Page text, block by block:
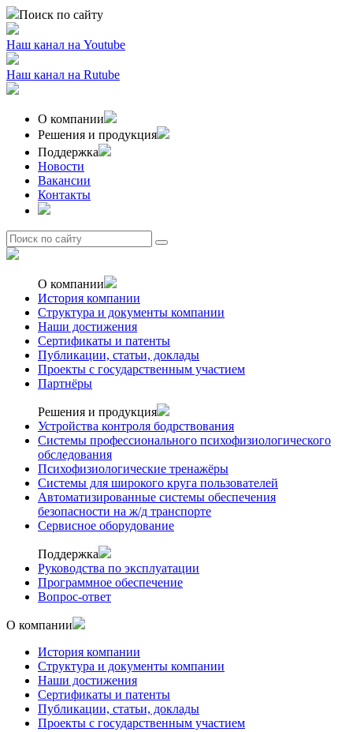
Поиск по сайту
Наш канал на Youtube
Наш канал на Rutube
О компании
Решения и продукция
Поддержка
Новости
Вакансии
Контакты
О компании
История компании
Структура и документы компании
Наши достижения
Сертификаты и патенты
Публикации, статьи, доклады
Проекты с государственным участием
Партнёры
Решения и продукция
Устройства контроля бодрствования
Системы профессионального психофизиологического
обследования
Психофизиологические тренажёры
Системы для широкого круга пользователей
Автоматизированные системы обеспечения
безопасности на ж/д транспорте
Сервисное оборудование
Поддержка
Руководства по эксплуатации
Программное обеспечение
Вопрос-ответ
О компании
История компании
Структура и документы компании
Наши достижения
Сертификаты и патенты
Публикации, статьи, доклады
Проекты с государственным участием